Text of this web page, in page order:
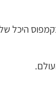
(י"ז, י"ח, כ"א